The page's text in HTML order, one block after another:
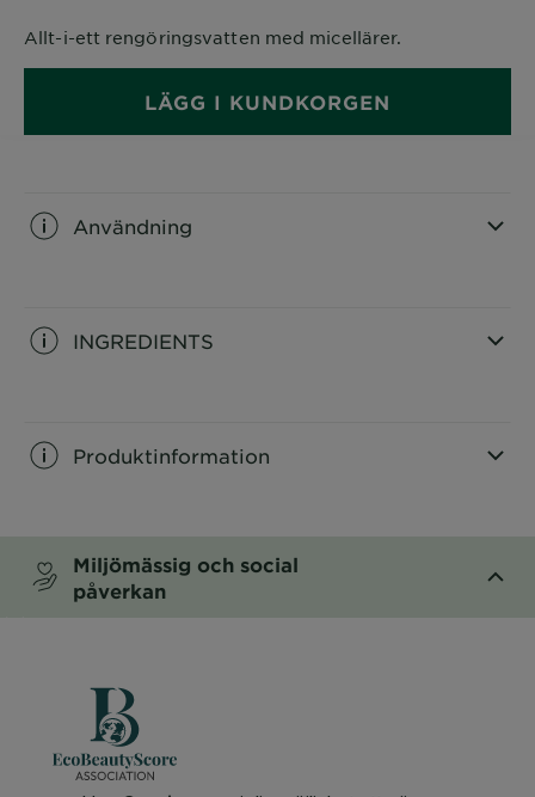
Allt-i-ett rengöringsvatten med micellärer.
LÄGG I KUNDKORGEN
Användning
INGREDIENTS
Produktinformation
Miljömässig och social
påverkan